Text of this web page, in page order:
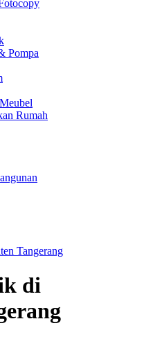
Pompa
Rumah
Tangerang
di